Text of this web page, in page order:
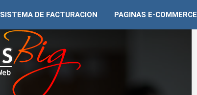
SISTEMA DE FACTURACION PAGINAS E-COMMERCE